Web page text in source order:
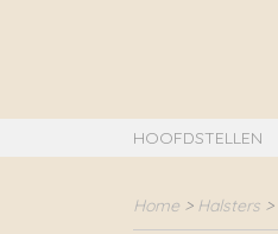
HOOFDSTELLEN
Home > Halsters >